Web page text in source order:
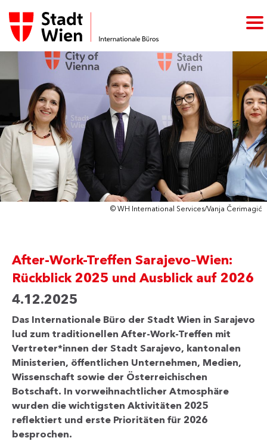
© WH International Services/Vanja Čerimagić
After-Work-Treffen Sarajevo–Wien:
Rückblick 2025 und Ausblick auf 2026
4.12.2025
Das Internationale Büro der Stadt Wien in Sarajevo
lud zum traditionellen After-Work-Treffen mit
Vertreter*innen der Stadt Sarajevo, kantonalen
Ministerien, öffentlichen Unternehmen, Medien,
Wissenschaft sowie der Österreichischen
Botschaft. In vorweihnachtlicher Atmosphäre
wurden die wichtigsten Aktivitäten 2025
reflektiert und erste Prioritäten für 2026
besprochen.